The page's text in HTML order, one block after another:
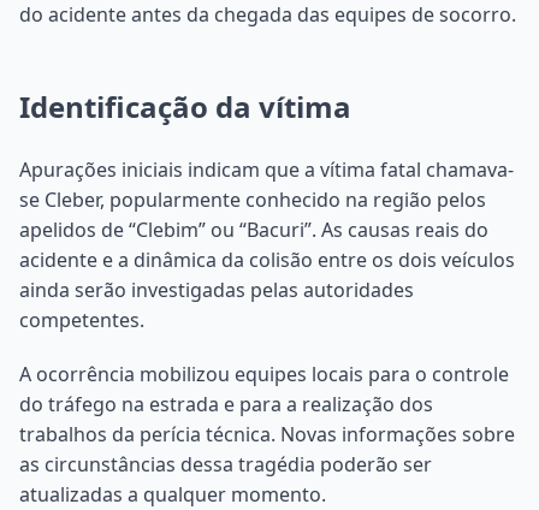
do acidente antes da chegada das equipes de socorro.
Identificação da vítima
Apurações iniciais indicam que a vítima fatal chamava-
se Cleber, popularmente conhecido na região pelos
apelidos de “Clebim” ou “Bacuri”. As causas reais do
acidente e a dinâmica da colisão entre os dois veículos
ainda serão investigadas pelas autoridades
competentes.
A ocorrência mobilizou equipes locais para o controle
do tráfego na estrada e para a realização dos
trabalhos da perícia técnica. Novas informações sobre
as circunstâncias dessa tragédia poderão ser
atualizadas a qualquer momento.